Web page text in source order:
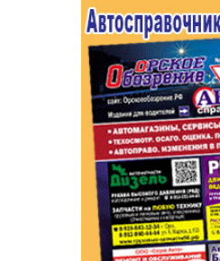
Строительство и ремонт
Авто и мото
Рестораны, кафе, бары
Популярное →
Строительство и ремонт